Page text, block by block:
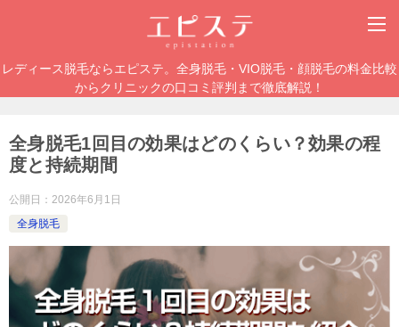
レディース脱毛ならエピステ。全身脱毛・VIO脱毛・顔脱毛の料金比較
からクリニックの口コミ評判まで徹底解説！
全身脱毛1回目の効果はどのくらい？効果の程
度と持続期間
公開日： 2026年6月1日
全身脱毛